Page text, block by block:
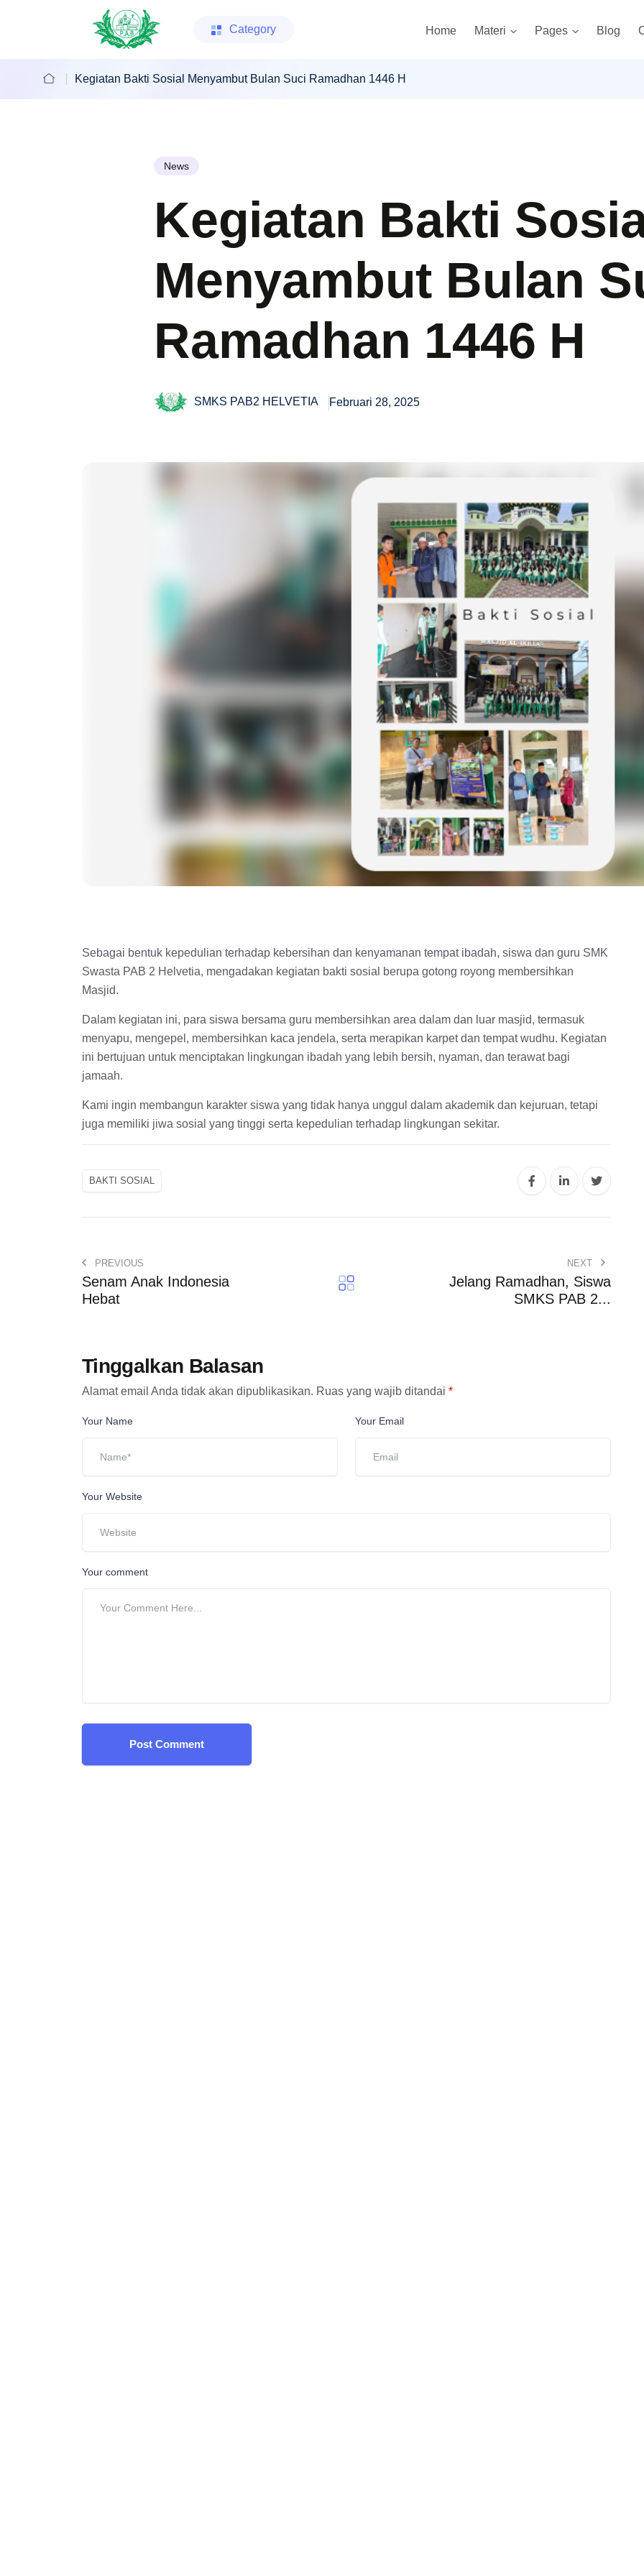
Category Home Materi Pages Blog
Kegiatan Bakti Sosial Menyambut Bulan Suci Ramadhan 1446 H
News
Kegiatan Bakti
Menyambut Bulan
Ramadhan 1446 H
SMKS PAB2 HELVETIA Februari 28, 2025
Sebagai bentuk kepedulian terhadap kebersihan dan kenyamanan tempat ibadah, siswa dan guru SMK
Swasta PAB 2 Helvetia, mengadakan kegiatan bakti sosial berupa gotong royong membersihkan
Masjid.
Dalam kegiatan ini, para siswa bersama guru membersihkan area dalam dan luar masjid, termasuk
menyapu, mengepel, membersihkan kaca jendela, serta merapikan karpet dan tempat wudhu. Kegiatan
ini bertujuan untuk menciptakan lingkungan ibadah yang lebih bersih, nyaman, dan terawat bagi
jamaah.
Kami ingin membangun karakter siswa yang tidak hanya unggul dalam akademik dan kejuruan, tetapi
juga memiliki jiwa sosial yang tinggi serta kepedulian terhadap lingkungan sekitar.
BAKTI SOSIAL
PREVIOUS
Senam Anak Indonesia
Hebat
NEXT
Jelang Ramadhan, Siswa
SMKS PAB 2...
Tinggalkan Balasan
Alamat email Anda tidak akan dipublikasikan. Ruas yang wajib ditandai *
Your Name Your Email
Your Website
Your comment
Post Comment